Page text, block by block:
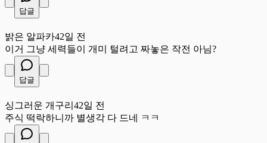
답글
밝은 알파카42일 전
이거 그냥 세력들이 개미 털려고 짜놓은 작전 아님?
답글
싱그러운 개구리 42일 전
주식 떡락하니까 별생각 다 드네 ㅋㅋ